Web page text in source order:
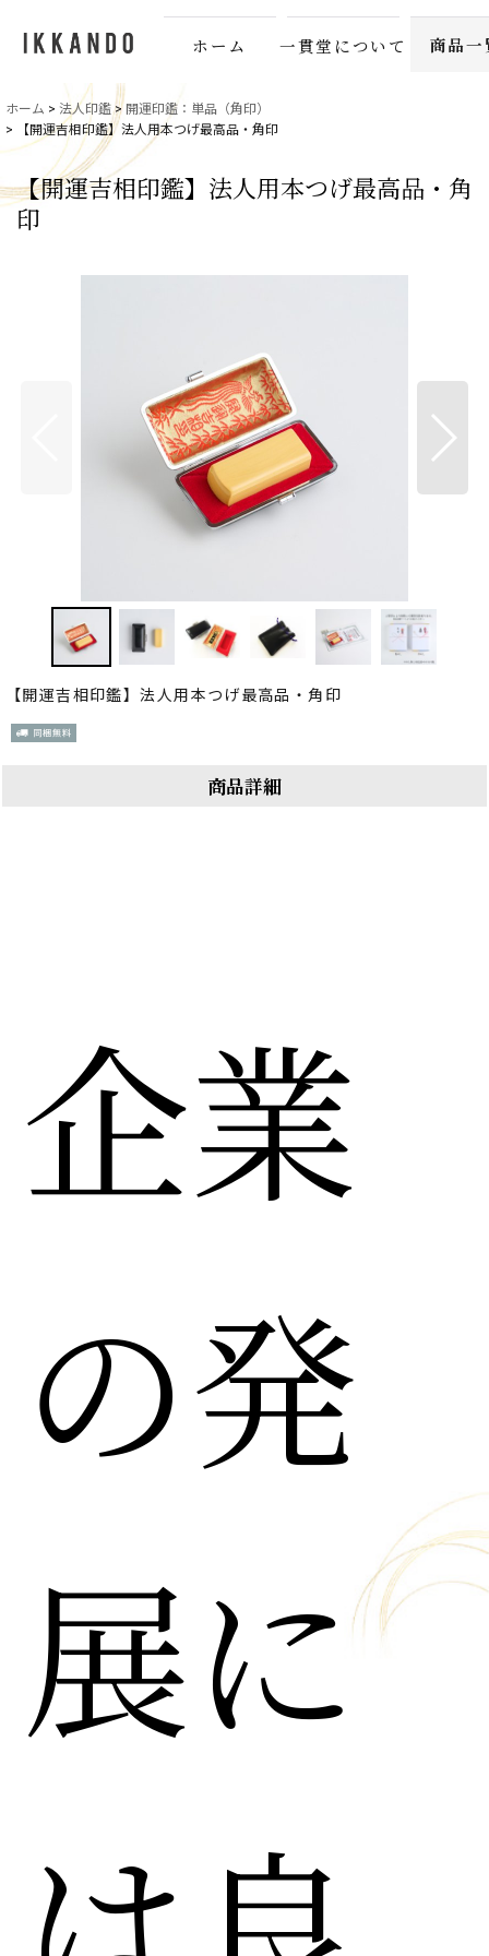
ホーム 一貫堂について 商品一
ホーム > 法人印鑑 > 開運印鑑：単品（角印）
>
【開運吉相印鑑】法人用本つげ最高品・角印
【開運吉相印鑑】法人用本つげ最高品・角
印
【開運吉相印鑑】法人用本つげ最高品・角印
商品詳細
企業
の発
展に